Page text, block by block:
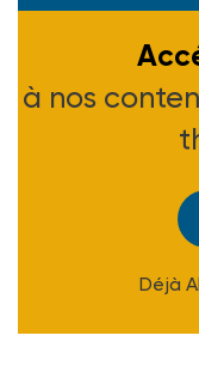
à nos
Déjà